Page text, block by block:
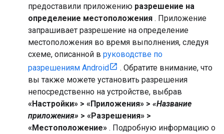
предоставили приложению разрешение на
определение местоположения . Приложение
запрашивает разрешение на определение
местоположения во время выполнения, следуя
схеме, описанной в руководстве по
разрешениям Android
. Обратите внимание, что
вы также можете установить разрешения
непосредственно на устройстве, выбрав
«Настройки» > «Приложения» > «Название
приложения» > «Разрешения» >
«Местоположение» . Подробную информацию о